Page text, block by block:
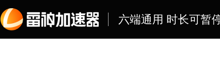
六端通用 时长可暂